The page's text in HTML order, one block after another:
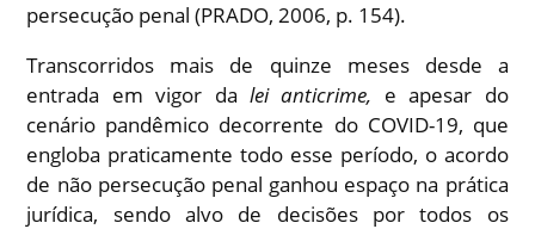
persecução penal (PRADO, 2006, p. 154).
Transcorridos mais de quinze meses desde a
entrada em vigor da lei anticrime, e apesar do
cenário pandêmico decorrente do COVID-19, que
engloba praticamente todo esse período, o acordo
de não persecução penal ganhou espaço na prática
jurídica, sendo alvo de decisões por todos os